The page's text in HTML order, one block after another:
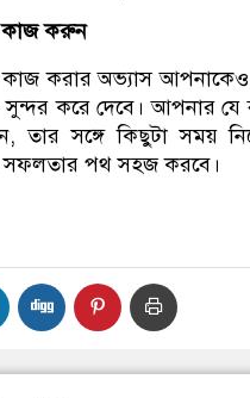
কাজ করুন
করার অভ্যাস
করে দেবে। আপনার যে
তার সঙ্গে কিছুটা সময়
পথ সহজ করবে।